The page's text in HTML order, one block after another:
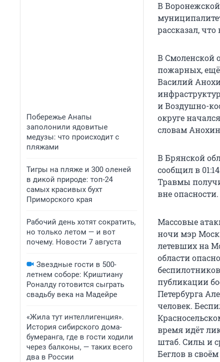
Побережье Анапы
заполонили ядовитые
медузы: что происходит с
пляжами
Тигры на пляже и 300 оленей
в дикой природе: топ-24
самых красивых бухт
Приморского края
Рабочий день хотят сократить,
но только летом — и вот
почему. Новости 7 августа
Звездные гости в 500-
летнем соборе: Криштиану
Роналду готовится сыграть
свадьбу века на Мадейре
«Жила тут интеллигенция».
История сибирского дома-
бумеранга, где в гости ходили
через балконы, — таких всего
два в России
В
рассказал,
В Смоленской
пожарных, ещё
Василий
и Воздушно-
округе
словам
В Брянской
сообщил в
Травмы
вне опасности.
Массовые
ночи мэр
летевших на
области
публикации
Петербурга
человек.
время идёт
штаб. Силы и
Беглов в